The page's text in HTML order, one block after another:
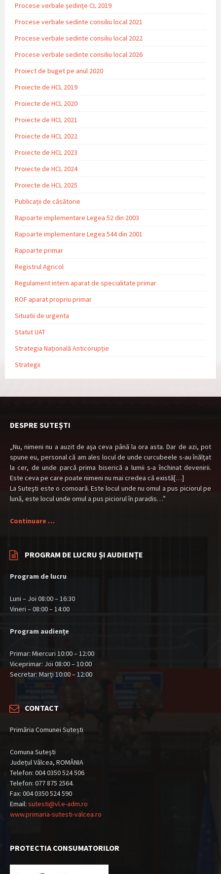
Procese verbale ședințe CL 2019
Procese verbale sedinte consiliu local 2021
Procese verbale sedinte consiliu local 2022
Procese verbale sedinte consiliu local 2026
Proiect de buget pe anul 2020
Proiecte de HCL 2019
Proiecte de HCL 2020
Proiecte de HCL 2021
Proiecte de HCL 2022
Proiecte de HCL 2023
Proiecte de HCL 2024
Proiecte de HCL 2025
Publicații de căsătorie
Rapoarte implementare Legea 52 din 2003
Rapoarte implementare Legea 544 din 2001
Rapoarte primar
Registrul Agricol
Regulament intern aparat de specialitate primar
ROF aparat propriu primar
Situatii de urgenta
Statut UAT
Strategia Națională Anticorupție
Strategii
DESPRE SUTEȘTI
„Nu, nimeni nu a auzit de aşa ceva până la ora asta. Dar de azi, pot
spune eu, personal că am ales locul de unde curcubeele s-au înălţat
la cer, de unde parcă prima biserică a lumii s-a închinat devenirii.
Este ceva pe care poate nimeni nu mai credea că există[…]
La Suteşti este o comoară. Este locul unde nu omul a pus piciorul pe
lună, este locul unde omul a pus piciorul în paradis…”
Continuare …
PROGRAM DE LUCRU ȘI AUDIENȚE
Program de lucru
Luni – Joi 08:00 – 16:30
Vineri – 08:00 – 14:00
Program audiențe
Primar: Miercuri 10:00 – 12:00
Viceprimar: Joi 08:00 – 10:00
Secretar: Marți 10:00 – 12:00
CONTACT
Primăria Comunei Sutești
Comuna Sutești
Județul Vâlcea, ROMÂNIA
Telefon: 004 0350 524 506
Telefon: 077 875 2564.
Fax: 004 0350 524 590
Email: sutesti@vl.e-adm.ro
www.primaria-sutesti-valcea.ro
PROTECTIA CONSUMATORILOR